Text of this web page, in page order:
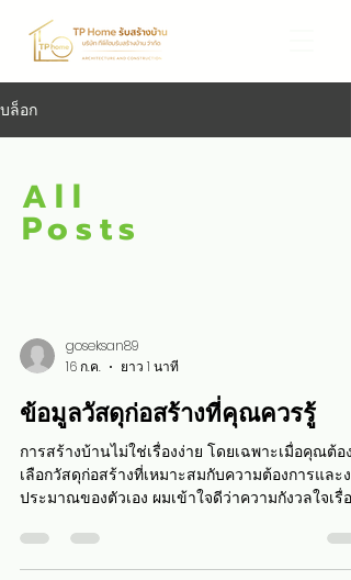
บล็อก
All
Posts
goseksan89
16 ก.ค.
ยาว 1 นาที
ข้อมูลวัสดุก่อสร้างที่คุณควรรู้
การสร้างบ้านไม่ใช่เรื่องง่าย โดยเฉพาะเมื่อคุณต้อง
เลือกวัสดุก่อสร้างที่เหมาะสมกับความต้องการและงบ
ประมาณของตัวเอง ผมเข้าใจดีว่าความกังวลใจเรื่อง
ที่หลายคนต้องเผชิญ วันนี้ผมจึงอยากมาแบ่งปันควา
เกี่ยวกับ รายละเอียดวัสดุก่อสร้าง ที่คุณควรรู้ เพื่อช่ว